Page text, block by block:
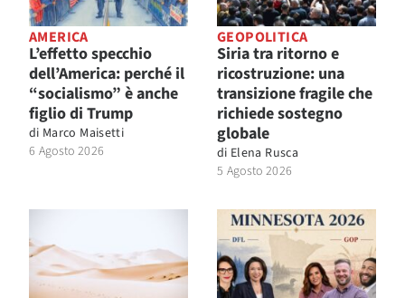
AMERICA
L’effetto specchio
dell’America: perché il
“socialismo” è anche
figlio di Trump
di Marco Maisetti
6 Agosto 2026
GEOPOLITICA
Siria tra ritorno e
ricostruzione: una
transizione fragile che
richiede sostegno
globale
di Elena Rusca
5 Agosto 2026